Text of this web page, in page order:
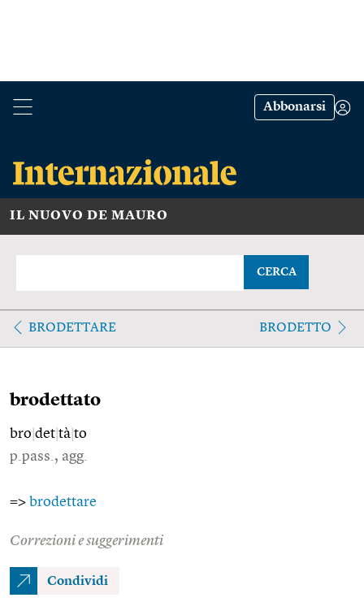
Abbonarsi
IL NUOVO DE MAURO
CERCA
BRODETTARE BRODETTO
brodettato
bro det tà to
p.pass., agg.
=> brodettare
Correzioni e suggerimenti
Condividi